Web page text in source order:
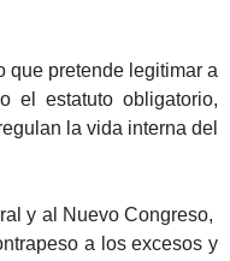
que pretende legitimar a
el estatuto obligatorio,
la vida interna del
y al Nuevo Congreso,
a los excesos y